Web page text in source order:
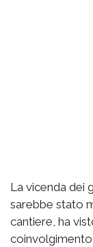
La vicenda dei
sarebbe stato
cantiere, ha